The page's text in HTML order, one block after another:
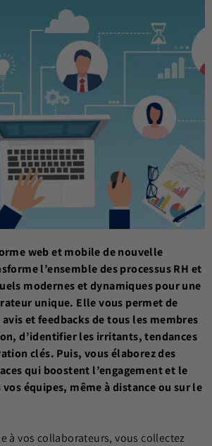
web et mobile de nouvelle
l’ensemble des processus RH et
modernes et dynamiques pour une
unique. Elle vous permet de
et feedbacks de tous les membres
d’identifier les irritants, tendances
clés. Puis, vous élaborez des
qui boostent l’engagement et le
équipes, même à distance ou sur le
à vos collaborateurs, vous collectez